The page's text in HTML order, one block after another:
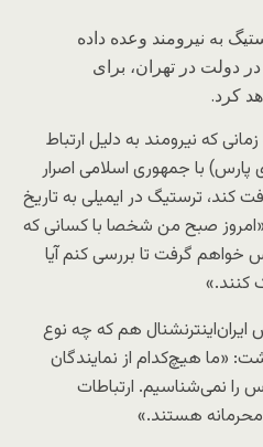
به نیرومند وعده داده
دولت در تهران، برای
کرد.
که نیرومند به دلیل ارتباط
با جمهوری اسلامی اصرار
کند، ترستیگ در ایمیلی به تاریخ
او نوشت: «امروز صبح من شخصا با کسانی که
خواهم گرفت تا بررسی کنم آیا
کنند.»
هم که چه نوع
«ما هیچ‌کدام از نمایندگان
را نمی‌شناسیم. ارتباطات
هستند.»